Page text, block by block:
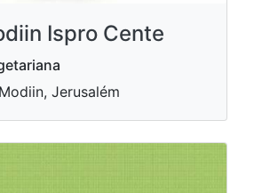
Ispro Cente
Jerusalém